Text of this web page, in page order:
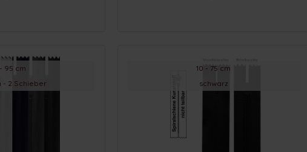
95 cm
- 2 Schieber
10 - 75 cm
schwarz